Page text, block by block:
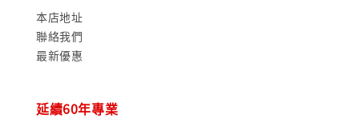
本店地址
聯絡我們
最新優惠
延續60年專業